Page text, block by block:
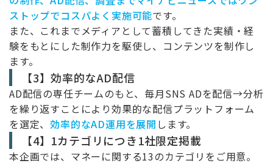
ストップでコスパよく実施可能です。
また、これまでメディアとして蓄積してきた実績・経
験をもとにした制作力を駆使し、コンテンツを制作し
ます。
【3】効率的なAD配信
AD配信の専任チームのもと、毎月SNS ADを配信→分析
を繰り返すことにより効果的な配信プラットフォーム
を選定、効率的なAD運用を展開 します。
【4】1カテゴリにつき1社限定掲載
本企画では、マネーに関する13のカテゴリをご用意。